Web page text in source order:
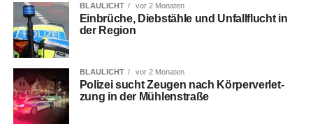
BLAULICHT vor 2 Monaten
Ein­brü­che, Dieb­stäh­le und Unfall­flucht in
der Region
BLAULICHT vor 2 Monaten
Poli­zei sucht Zeu­gen nach Kör­per­ver­let­
zung in der Mühlenstraße